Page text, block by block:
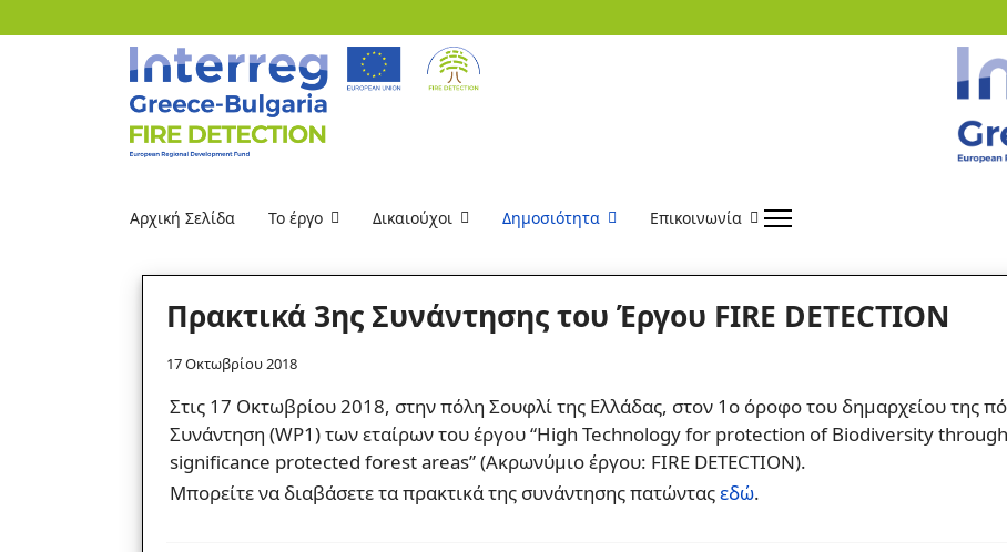
Αρχική Σελίδα Το έργο Δικαιούχοι Δημοσιότητα Επικοινωνία
Πρακτικά 3ης Συνάντησης του Έργου FIRE DETECTION
17 Οκτωβρίου 2018
Στις 17 Οκτωβρίου 2018, στην πόλη Σουφλί της Ελλάδας, στον 1ο όροφο του δημαρχείου της
Συνάντηση (WP1) των εταίρων του έργου “High Technology for protection of Biodiversity
significance protected forest areas” (Ακρωνύμιο έργου: FIRE DETECTION).
Μπορείτε να διαβάσετε τα πρακτικά της συνάντησης πατώνταςεδώ.